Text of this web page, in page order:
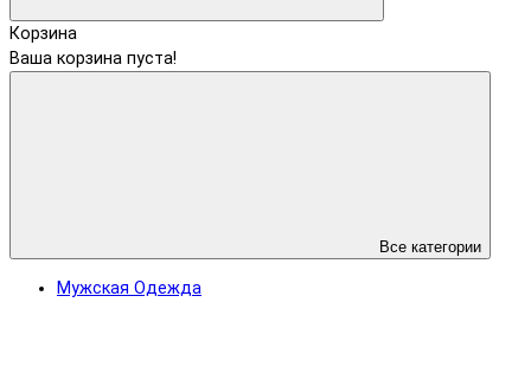
Корзина
Ваша корзина пуста!
Все категории
Мужская Одежда